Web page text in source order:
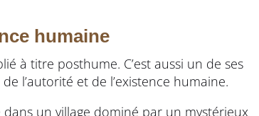
humaine
à titre posthume. C’est aussi un de ses
l’autorité et de l’existence humaine.
un village dominé par un mystérieux